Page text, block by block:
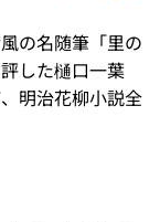
の名随筆「里の
した樋口一葉
明治花柳小説全